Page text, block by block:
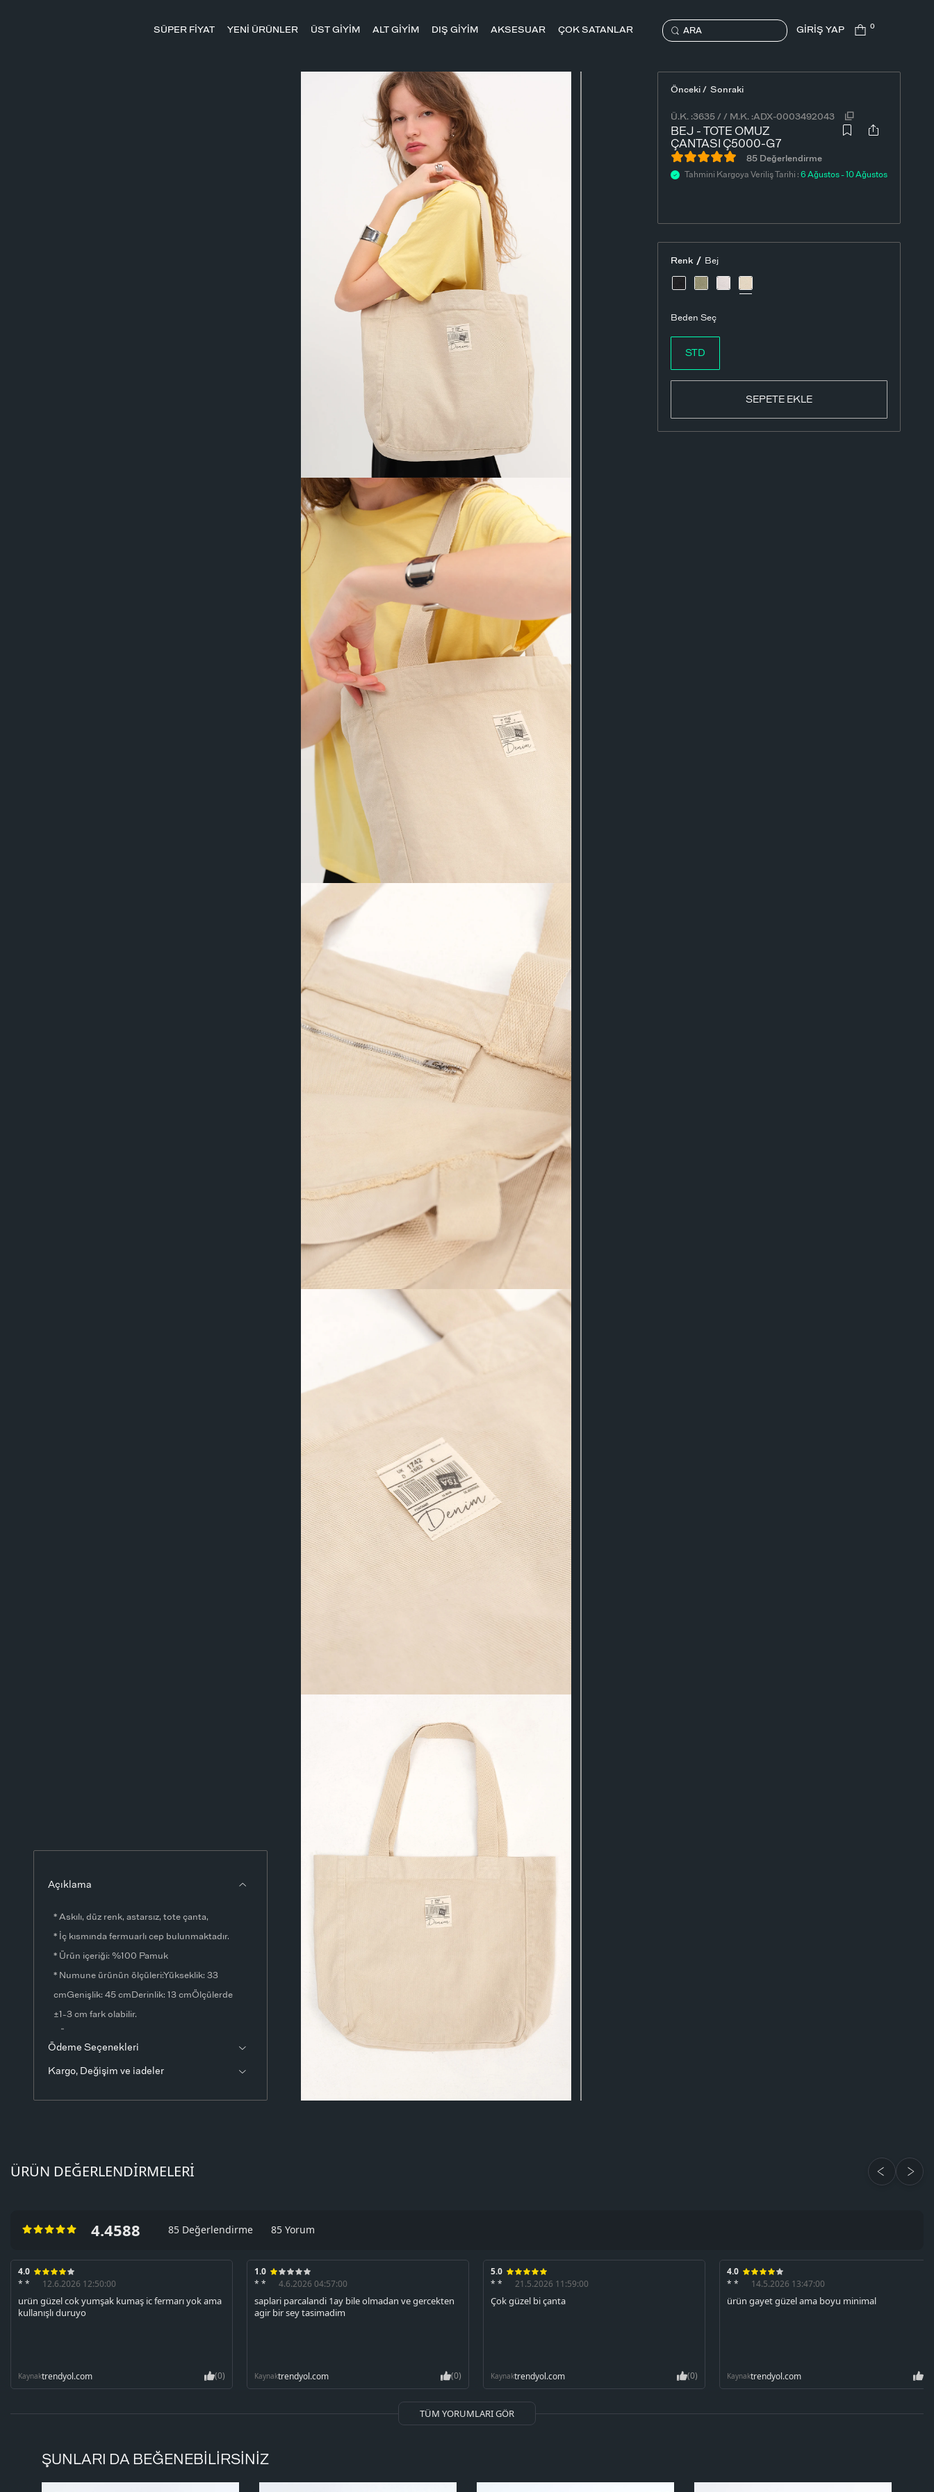
SÜPER FİYAT YENİ ÜRÜNLER ÜST GİYİM ALT GİYİM DIŞ GİYİM AKSESUAR ÇOK SATANLAR ARA GİRİŞ YAP 0
Açıklama
* Askılı, düz renk, astarsız, tote çanta,
* İç kısmında fermuarlı cep bulunmaktadır.
* Ürün içeriği: %100 Pamuk
* Numune ürünün ölçüleri:Yükseklik: 33
cmGenişlik: 45 cmDerinlik: 13 cmÖlçülerde
±1-3 cm fark olabilir.
çekilmiştir. Işık ve ekran ayarlarından dolayı
renklerde ton farklılıkları görülebilir.
Ödeme Seçenekleri
Kargo, Değişim ve iadeler
Önceki / Sonraki
Ü.K. :3635 // M.K. :ADX-0003492043
BEJ - TOTE OMUZ
ÇANTASI Ç5000-G7
85 Değerlendirme
Tahmini Kargoya Veriliş Tarihi :6 Ağustos - 10 Ağustos
Renk / Bej
Beden Seç
STD
SEPETE EKLE
ÜRÜN DEĞERLENDIRMELERI
4.4588 85 Değerlendirme 85 Yorum
4.0
* *
12.6.2026 12:50:00
urün güzel cok yumşak kumaş ic fermarı yok ama
kullanışlı duruyo
Kaynaktrendyol.com (0)
1.0
* *
4.6.2026 04:57:00
saplari parcalandi 1ay bile olmadan ve gercekten
agir bir sey tasimadim
Kaynaktrendyol.com (0)
5.0
* *
21.5.2026 11:59:00
Çok güzel bi çanta
Kaynaktrendyol.com (0)
4.0
* *
14.5.2026 13:47:00
ürün gayet güzel ama boyu minimal
Kaynaktrendyol.com
TÜM YORUMLARI GÖR
ŞUNLARI DA BEĞENEBILIRSINIZ